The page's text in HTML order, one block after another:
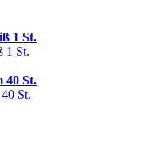
1 St.
40 St.